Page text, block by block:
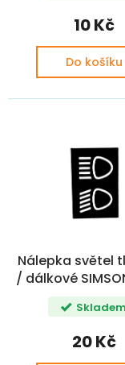
10 Kč
Do košíku
Nálepka světel
/ dálkové
/ bílé
Skladem
20 Kč